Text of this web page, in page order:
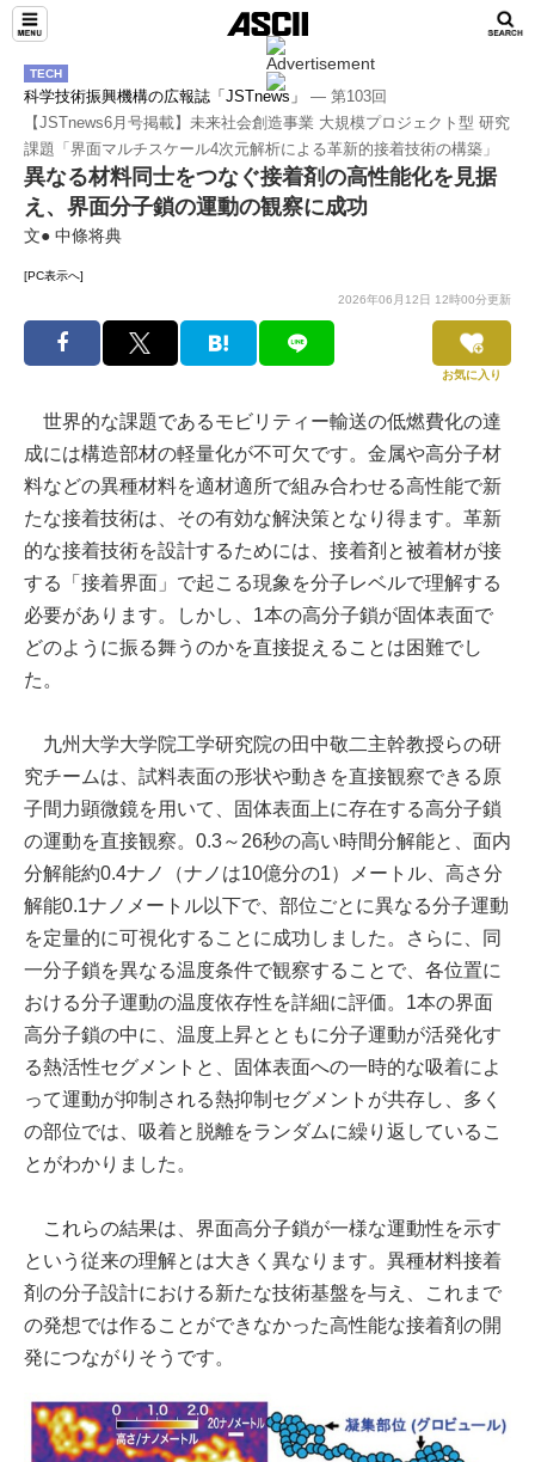
TECH
科学技術振興機構の広報誌「JSTnews」 ― 第103回
【JSTnews6月号掲載】未来社会創造事業 大規模プロジェクト型 研究
課題「界面マルチスケール4次元解析による革新的接着技術の構築」
異なる材料同士をつなぐ接着剤の高性能化を見据
え、界面分子鎖の運動の観察に成功
文● 中條将典
[PC表示へ]
2026年06月12日 12時00分更新
お気に入り
世界的な課題であるモビリティー輸送の低燃費化の達
成には構造部材の軽量化が不可欠です。金属や高分子材
料などの異種材料を適材適所で組み合わせる高性能で新
たな接着技術は、その有効な解決策となり得ます。革新
的な接着技術を設計するためには、接着剤と被着材が接
する「接着界面」で起こる現象を分子レベルで理解する
必要があります。しかし、1本の高分子鎖が固体表面で
どのように振る舞うのかを直接捉えることは困難でし
た。
九州大学大学院工学研究院の田中敬二主幹教授らの研
究チームは、試料表面の形状や動きを直接観察できる原
子間力顕微鏡を用いて、固体表面上に存在する高分子鎖
の運動を直接観察。0.3～26秒の高い時間分解能と、面内
分解能約0.4ナノ（ナノは10億分の1）メートル、高さ分
解能0.1ナノメートル以下で、部位ごとに異なる分子運動
を定量的に可視化することに成功しました。さらに、同
一分子鎖を異なる温度条件で観察することで、各位置に
おける分子運動の温度依存性を詳細に評価。1本の界面
高分子鎖の中に、温度上昇とともに分子運動が活発化す
る熱活性セグメントと、固体表面への一時的な吸着によ
って運動が抑制される熱抑制セグメントが共存し、多く
の部位では、吸着と脱離をランダムに繰り返しているこ
とがわかりました。
これらの結果は、界面高分子鎖が一様な運動性を示す
という従来の理解とは大きく異なります。異種材料接着
剤の分子設計における新たな技術基盤を与え、これまで
の発想では作ることができなかった高性能な接着剤の開
発につながりそうです。